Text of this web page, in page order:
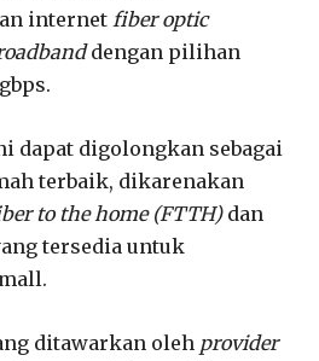
internet fiber optic
dengan pilihan
dapat digolongkan sebagai
terbaik, dikarenakan
to the home (FTTH)dan
tersedia untuk
ditawarkan oleh provider